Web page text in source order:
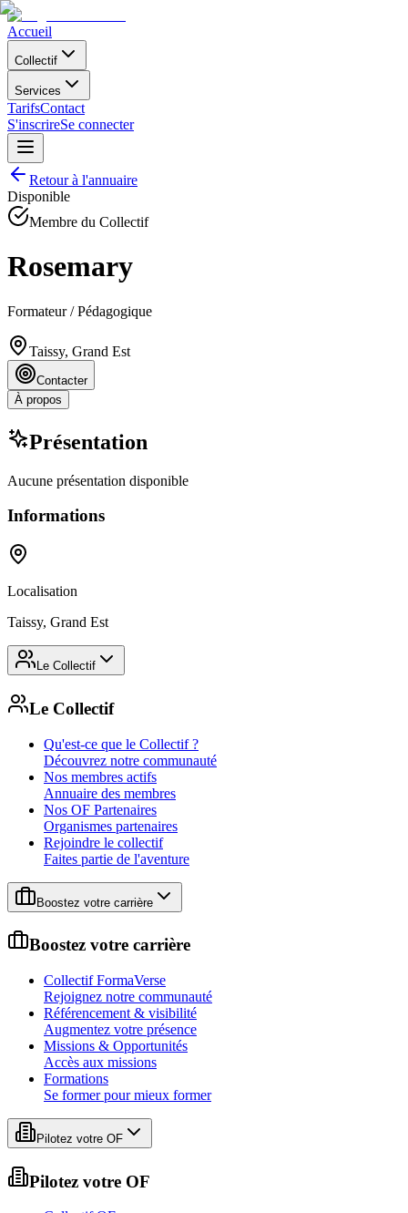
Accueil
Collectif
Services
TarifsContact
S'inscrireSe connecter
Retour à l'annuaire
Disponible
Membre du Collectif
Rosemary
Formateur / Pédagogique
Taissy, Grand Est
Contacter
À propos
Présentation
Aucune présentation disponible
Informations
Localisation
Taissy, Grand Est
Le Collectif
Le Collectif
Qu'est-ce que le Collectif ?
Découvrez notre communauté
Nos membres actifs
Annuaire des membres
Nos OF Partenaires
Organismes partenaires
Rejoindre le collectif
Faites partie de l'aventure
Boostez votre carrière
Boostez votre carrière
Collectif FormaVerse
Rejoignez notre communauté
Référencement & visibilité
Augmentez votre présence
Missions & Opportunités
Accès aux missions
Formations
Se former pour mieux former
Pilotez votre OF
Pilotez votre OF